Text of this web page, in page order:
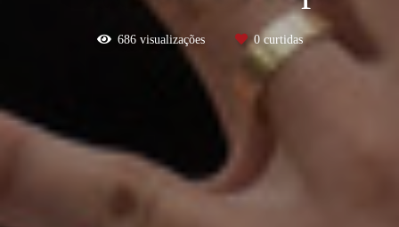
686visualizações 0curtidas